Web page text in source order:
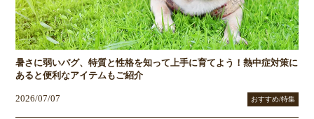
暑さに弱いパグ、特質と性格を知って上手に育てよう！熱中症対策に
あると便利なアイテムもご紹介
2026/07/07 おすすめ/特集